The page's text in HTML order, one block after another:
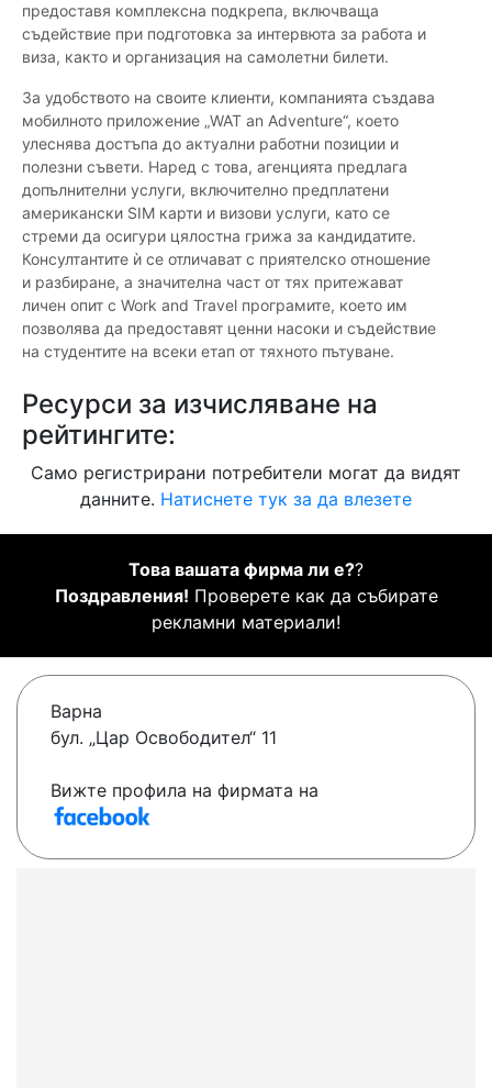
предоставя комплексна подкрепа, включваща
съдействие при подготовка за интервюта за работа и
виза, както и организация на самолетни билети.
За удобството на своите клиенти, компанията създава
мобилното приложение „WAT an Adventure“, което
улеснява достъпа до актуални работни позиции и
полезни съвети. Наред с това, агенцията предлага
допълнителни услуги, включително предплатени
американски SIM карти и визови услуги, като се
стреми да осигури цялостна грижа за кандидатите.
Консултантите ѝ се отличават с приятелско отношение
и разбиране, а значителна част от тях притежават
личен опит с Work and Travel програмите, което им
позволява да предоставят ценни насоки и съдействие
на студентите на всеки етап от тяхното пътуване.
Ресурси за изчисляване на
рейтингите:
Само регистрирани потребители могат да видят
данните. Натиснете тук за да влезете
Това вашата фирма ли е??
Поздравления! Проверете как да събирате
рекламни материали!
Варна
бул. „Цар Освободител“ 11
Вижте профила на фирмата на